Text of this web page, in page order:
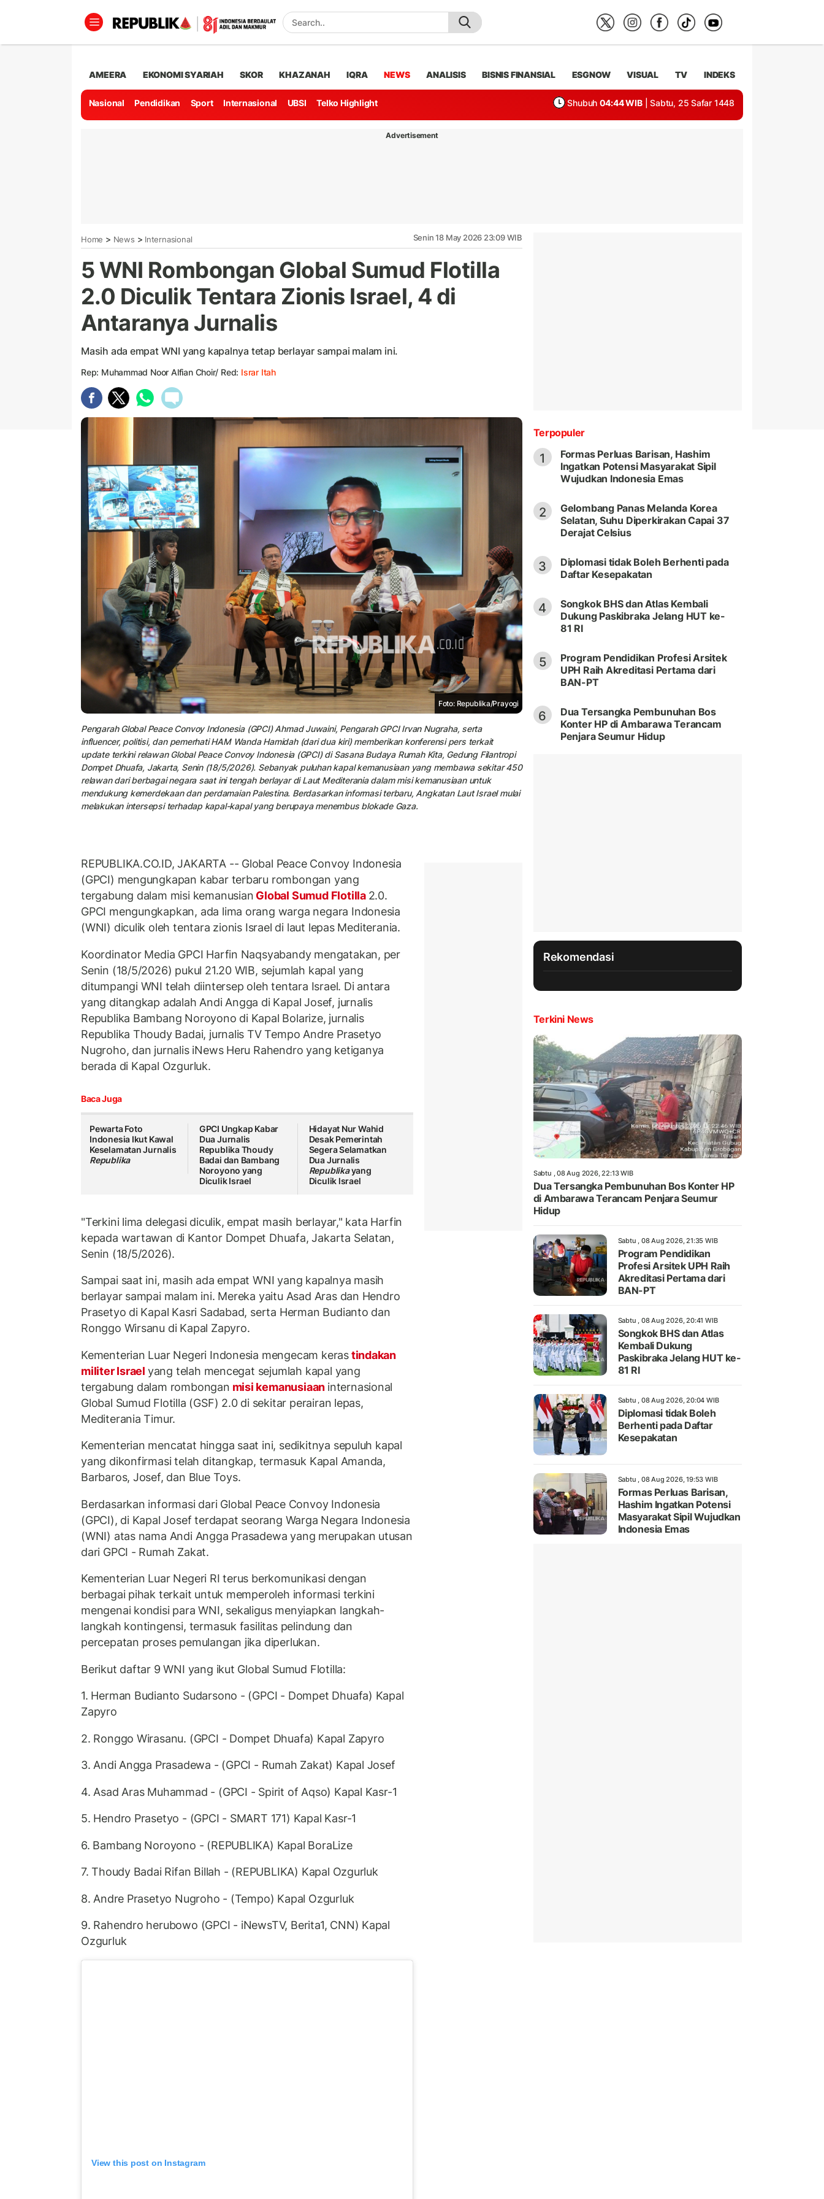
AMEERA EKONOMI SYARIAH SKOR KHAZANAH IQRA NEWS ANALISIS BISNIS FINANSIAL ESGNOW VISUAL TV INDEKS
Nasional Pendidikan Sport Internasional UBSI Telko Highlight Shubuh 04:44 WIB | Sabtu, 25 Safar 1448
Advertisement
Home > News > Internasional Senin 18 May 2026 23:09 WIB
5 WNI Rombongan Global Sumud Flotilla
2.0 Diculik Tentara Zionis Israel, 4 di
Antaranya Jurnalis
Masih ada empat WNI yang kapalnya tetap berlayar sampai malam ini.
Rep: Muhammad Noor Alfian Choir/ Red: Israr Itah
Foto: Republika/Prayogi
Pengarah Global Peace Convoy Indonesia (GPCI) Ahmad Juwaini, Pengarah GPCI Irvan Nugraha, serta
influencer, politisi, dan pemerhati HAM Wanda Hamidah (dari dua kiri) memberikan konferensi pers terkait
update terkini relawan Global Peace Convoy Indonesia (GPCI) di Sasana Budaya Rumah Kita, Gedung Filantropi
Dompet Dhuafa, Jakarta, Senin (18/5/2026). Sebanyak puluhan kapal kemanusiaan yang membawa sekitar 450
relawan dari berbagai negara saat ini tengah berlayar di Laut Mediterania dalam misi kemanusiaan untuk
mendukung kemerdekaan dan perdamaian Palestina. Berdasarkan informasi terbaru, Angkatan Laut Israel mulai
melakukan intersepsi terhadap kapal-kapal yang berupaya menembus blokade Gaza.
REPUBLIKA.CO.ID, JAKARTA -- Global Peace Convoy Indonesia
(GPCI) mengungkapan kabar terbaru rombongan yang
tergabung dalam misi kemanusian Global Sumud Flotilla 2.0.
GPCI mengungkapkan, ada lima orang warga negara Indonesia
(WNI) diculik oleh tentara zionis Israel di laut lepas Mediterania.
Koordinator Media GPCI Harfin Naqsyabandy mengatakan, per
Senin (18/5/2026) pukul 21.20 WIB, sejumlah kapal yang
ditumpangi WNI telah diintersep oleh tentara Israel. Di antara
yang ditangkap adalah Andi Angga di Kapal Josef, jurnalis
Republika Bambang Noroyono di Kapal Bolarize, jurnalis
Republika Thoudy Badai, jurnalis TV Tempo Andre Prasetyo
Nugroho, dan jurnalis iNews Heru Rahendro yang ketiganya
berada di Kapal Ozgurluk.
Baca Juga
Pewarta Foto
Indonesia Ikut Kawal
Keselamatan Jurnalis
Republika
GPCI Ungkap Kabar
Dua Jurnalis
Republika Thoudy
Badai dan Bambang
Noroyono yang
Diculik Israel
Hidayat Nur Wahid
Desak Pemerintah
Segera Selamatkan
Dua Jurnalis
Republikayang
Diculik lsrael
"Terkini lima delegasi diculik, empat masih berlayar," kata Harfin
kepada wartawan di Kantor Dompet Dhuafa, Jakarta Selatan,
Senin (18/5/2026).
Sampai saat ini, masih ada empat WNI yang kapalnya masih
berlayar sampai malam ini. Mereka yaitu Asad Aras dan Hendro
Prasetyo di Kapal Kasri Sadabad, serta Herman Budianto dan
Ronggo Wirsanu di Kapal Zapyro.
Kementerian Luar Negeri Indonesia mengecam kerastindakan
militer Israel yang telah mencegat sejumlah kapal yang
tergabung dalam rombongan misi kemanusiaan internasional
Global Sumud Flotilla (GSF) 2.0 di sekitar perairan lepas,
Mediterania Timur.
Kementerian mencatat hingga saat ini, sedikitnya sepuluh kapal
yang dikonfirmasi telah ditangkap, termasuk Kapal Amanda,
Barbaros, Josef, dan Blue Toys.
Berdasarkan informasi dari Global Peace Convoy Indonesia
(GPCI), di Kapal Josef terdapat seorang Warga Negara Indonesia
(WNI) atas nama Andi Angga Prasadewa yang merupakan utusan
dari GPCI - Rumah Zakat.
Kementerian Luar Negeri RI terus berkomunikasi dengan
berbagai pihak terkait untuk memperoleh informasi terkini
mengenai kondisi para WNI, sekaligus menyiapkan langkah-
langkah kontingensi, termasuk fasilitas pelindung dan
percepatan proses pemulangan jika diperlukan.
Berikut daftar 9 WNI yang ikut Global Sumud Flotilla:
1. Herman Budianto Sudarsono - (GPCI - Dompet Dhuafa) Kapal
Zapyro
2. Ronggo Wirasanu. (GPCI - Dompet Dhuafa) Kapal Zapyro
3. ⁠Andi Angga Prasadewa - (GPCI - Rumah Zakat) Kapal Josef
4. Asad Aras Muhammad - (GPCI - Spirit of Aqso) Kapal Kasr-1
5. Hendro Prasetyo - (GPCI - SMART 171) Kapal Kasr-1
6. ⁠Bambang Noroyono - (REPUBLIKA) Kapal BoraLize
7. ⁠Thoudy Badai Rifan Billah - (REPUBLIKA) Kapal Ozgurluk
8. ⁠Andre Prasetyo Nugroho - (Tempo) Kapal Ozgurluk
9. Rahendro herubowo (GPCI - iNewsTV, Berita1, CNN) Kapal
Ozgurluk
View this post on Instagram
Terpopuler
1
Formas Perluas Barisan, Hashim
Ingatkan Potensi Masyarakat Sipil
Wujudkan Indonesia Emas
2
Gelombang Panas Melanda Korea
Selatan, Suhu Diperkirakan Capai 37
Derajat Celsius
3
Diplomasi tidak Boleh Berhenti pada
Daftar Kesepakatan
4
Songkok BHS dan Atlas Kembali
Dukung Paskibraka Jelang HUT ke-
81 RI
5
Program Pendidikan Profesi Arsitek
UPH Raih Akreditasi Pertama dari
BAN-PT
6
Dua Tersangka Pembunuhan Bos
Konter HP di Ambarawa Terancam
Penjara Seumur Hidup
Rekomendasi
Terkini News
Sabtu , 08 Aug 2026, 22:13 WIB
Dua Tersangka Pembunuhan Bos Konter HP
di Ambarawa Terancam Penjara Seumur
Hidup
Sabtu , 08 Aug 2026, 21:35 WIB
Program Pendidikan
Profesi Arsitek UPH Raih
Akreditasi Pertama dari
BAN-PT
Sabtu , 08 Aug 2026, 20:41 WIB
Songkok BHS dan Atlas
Kembali Dukung
Paskibraka Jelang HUT ke-
81 RI
Sabtu , 08 Aug 2026, 20:04 WIB
Diplomasi tidak Boleh
Berhenti pada Daftar
Kesepakatan
Sabtu , 08 Aug 2026, 19:53 WIB
Formas Perluas Barisan,
Hashim Ingatkan Potensi
Masyarakat Sipil Wujudkan
Indonesia Emas